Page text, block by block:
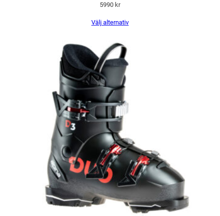
5990 kr
Välj alternativ